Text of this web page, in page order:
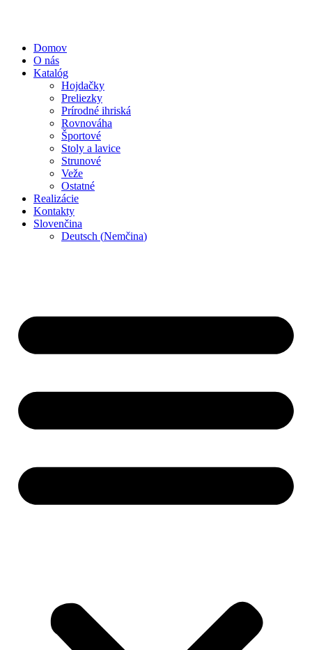
Domov
O nás
Katalóg
Hojdačky
Preliezky
Prírodné ihriská
Rovnováha
Športové
Stoly a lavice
Strunové
Veže
Ostatné
Realizácie
Kontakty
Slovenčina
Deutsch (Nemčina)